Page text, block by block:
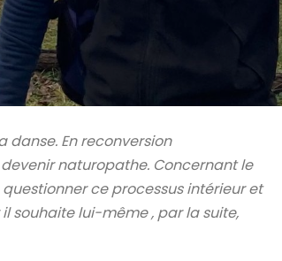
danse. En reconversion
naturopathe. Concernant le
ce processus intérieur et
souhaite lui-même , par la suite,